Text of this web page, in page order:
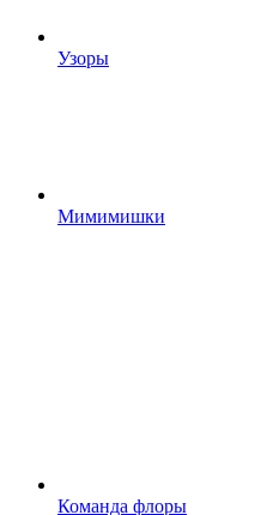
Узоры
Мимимишки
Команда флоры